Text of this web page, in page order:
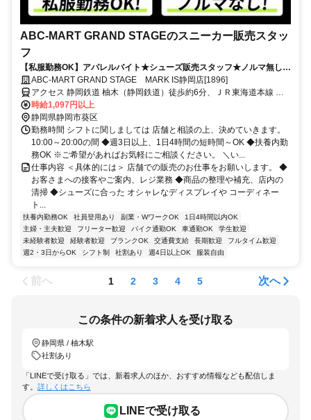
ABC-MART GRAND STAGEのスニーカー販売スタッ
フ
【私服勤務OK】アパレルバイト★シューズ販売スタッフ★ノルマ無し♪
接客デビュー大歓迎◎
ABC-MART GRAND STAGE MARK IS静岡店[1896]
アクセス 静岡鉄道 柚木（静岡鉄道）徒歩約6分、ＪＲ東海道本線 東
静岡北口徒歩約9分、静岡鉄道 長沼（静岡県）徒歩約8分
時給1,097円以上
静岡県静岡市葵区
勤務時間 シフトに関しましては 店舗と相談の上、決めていきます。
10:00～20:00の間 ◆週3日以上、1日4時間の短時間～OK ◆扶養内勤
務OK ※ご希望があればお気軽にご相談ください。 ＼い...
仕事内容 ＜具体的には＞ 店舗での販売のお仕事をお願いします。 ◆
お客さまへの接客やご案内、レジ業務 ◆商品の整理や補充、店内の
清掃 ◆シューズに合った オシャレなディスプレイや コーディネー
ト...
扶養内勤務OK 社員登用あり 副業・WワークOK
1日4時間以内OK
主婦・主夫歓迎
フリーター歓迎 バイク通勤OK 車通勤OK
学生歓迎
未経験者歓迎
経験者歓迎 ブランクOK 交通費支給 長期歓迎
フルタイム歓迎
週2・3日からOK
シフト制 社割あり 週4日以上OK 服装自由
前へ 1 2 3 4 5 次へ
この条件の新着求人を受け取る
静岡県 / 柚木駅
社割あり
「LINEで受け取る」では、新着求人のほか、おすすめ情報なども配信しま
す。 詳しくはこちら
LINEで受け取る